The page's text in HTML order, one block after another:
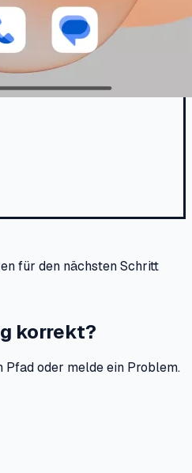
für den nächsten Schritt
korrekt?
Pfad oder melde ein Problem.